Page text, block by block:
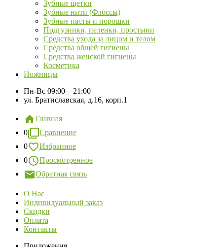
Зубные щетки
Зубные нити (Флоссы)
Зубные пасты и порошки
Подгузники, пеленки, простыни
Средства ухода за лицом и телом
Средства общей гигиены
Средства женской гигиены
Косметика
Ножницы
Пн-Вс 09:00—21:00
ул. Братиславская, д.16, корп.1
Главная
0
Сравнение
0
Избранное
0
Просмотренное
Обратная связь
О Нас
Индивидуальный заказ
Скидки
Оплата
Контакты